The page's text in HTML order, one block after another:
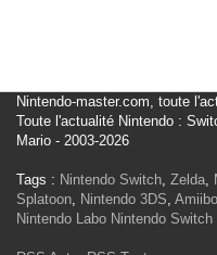
Nintendo-master.com, toute
Toute l'actualité Nintendo :
Mario - 2003-2026
Tags : Nintendo Switch, Zelda,
Splatoon, Nintendo 3DS, Amiibo
Nintendo Labo Nintendo Switch